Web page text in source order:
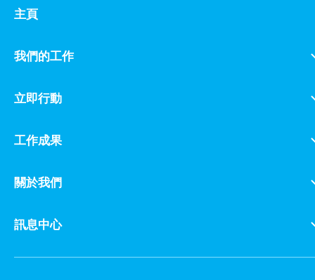
主頁
我們的工作
立即行動
工作成果
關於我們
訊息中心